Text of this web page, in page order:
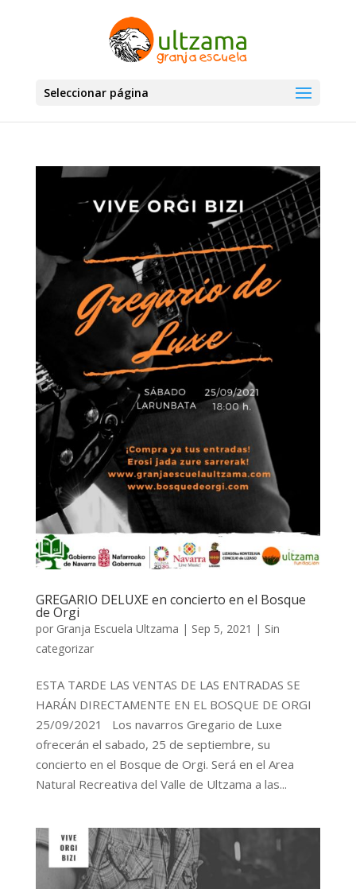
Seleccionar página
GREGARIO DELUXE en concierto en el Bosque
de Orgi
por Granja Escuela Ultzama | Sep 5, 2021 | Sin
categorizar
ESTA TARDE LAS VENTAS DE LAS ENTRADAS SE
HARÁN DIRECTAMENTE EN EL BOSQUE DE ORGI
25/09/2021 Los navarros Gregario de Luxe
ofrecerán el sabado, 25 de septiembre, su
concierto en el Bosque de Orgi. Será en el Area
Natural Recreativa del Valle de Ultzama a las...